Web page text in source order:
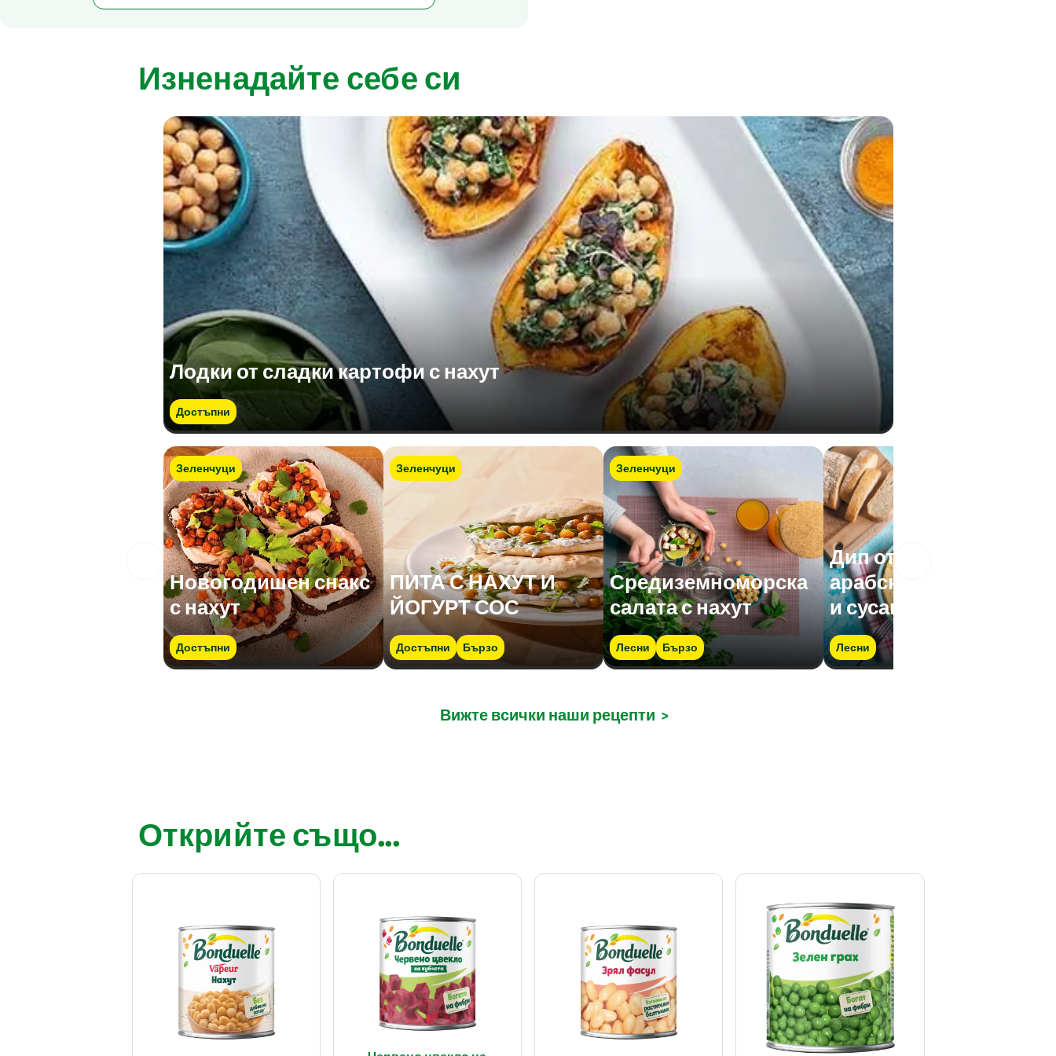
Изненадайте себе си
Лодки от сладки картофи с нахут
Достъпни
Зеленчуци
Новогодишен снакс
с нахут
Достъпни
Зеленчуци
ПИТА С НАХУТ И
ЙОГУРТ СОС
Достъпни Бързо
Зеленчуци
Средиземноморска
салата с нахут
Лесни Бързо
Дип от хумус -
арабски сос от нахут
и сусамена паста
Лесни
Вижте всички наши рецепти >
Открийте също...